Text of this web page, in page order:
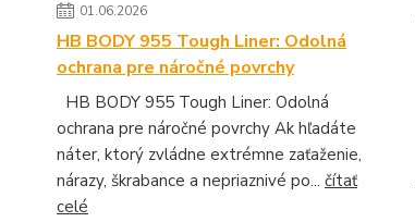
01.06.2026
HB BODY 955 Tough Liner: Odolná
ochrana pre náročné povrchy
HB BODY 955 Tough Liner: Odolná
ochrana pre náročné povrchy Ak hľadáte
náter, ktorý zvládne extrémne zaťaženie,
nárazy, škrabance a nepriaznivé po... čítať
celé